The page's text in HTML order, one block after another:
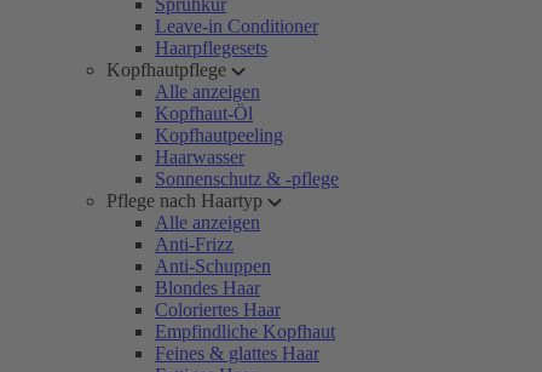
Sprühkur
Leave-in Conditioner
Haarpflegesets
Kopfhautpflege
Alle anzeigen
Kopfhaut-Öl
Kopfhautpeeling
Haarwasser
Sonnenschutz & -pflege
Pflege nach Haartyp
Alle anzeigen
Anti-Frizz
Anti-Schuppen
Blondes Haar
Coloriertes Haar
Empfindliche Kopfhaut
Feines & glattes Haar